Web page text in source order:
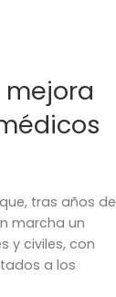
mejora
tras años de
marcha un
y civiles, con
a los